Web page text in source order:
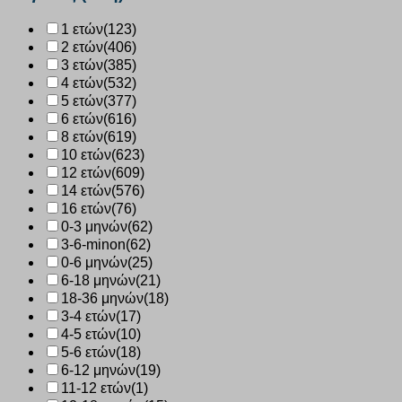
1 ετών(123)
2 ετών(406)
3 ετών(385)
4 ετών(532)
5 ετών(377)
6 ετών(616)
8 ετών(619)
10 ετών(623)
12 ετών(609)
14 ετών(576)
16 ετών(76)
0-3 μηνών(62)
3-6-minon(62)
0-6 μηνών(25)
6-18 μηνών(21)
18-36 μηνών(18)
3-4 ετών(17)
4-5 ετών(10)
5-6 ετών(18)
6-12 μηνών(19)
11-12 ετών(1)